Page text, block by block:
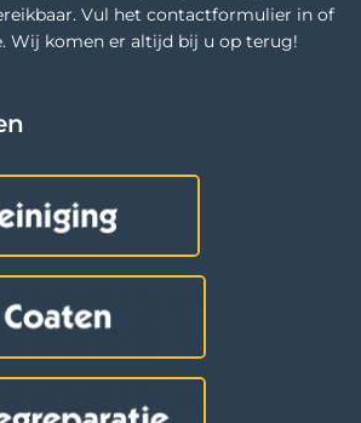
Vul het contactformulier in of
Wij komen er altijd bij u op terug!